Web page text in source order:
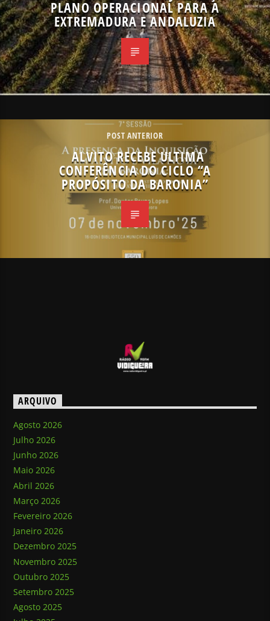
PLANO OPERACIONAL PARA A
EXTREMADURA E ANDALUZIA
POST ANTERIOR
ALVITO RECEBE ULTIMA
CONFERÊNCIA DO CICLO “A
PROPÓSITO DA BARONIA”
ARQUIVO
Agosto 2026
Julho 2026
Junho 2026
Maio 2026
Abril 2026
Março 2026
Fevereiro 2026
Janeiro 2026
Dezembro 2025
Novembro 2025
Outubro 2025
Setembro 2025
Agosto 2025